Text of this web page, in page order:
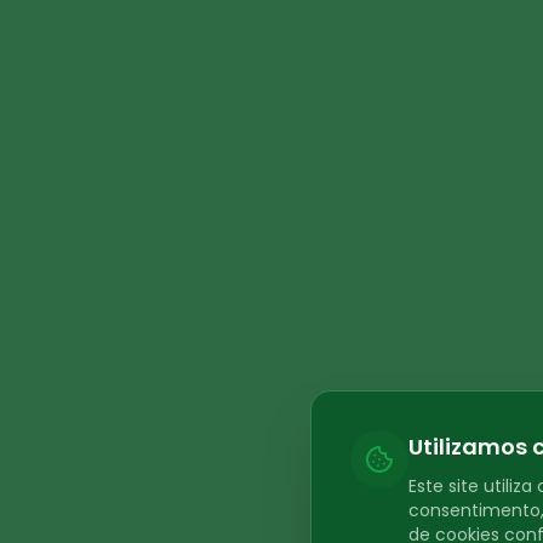
Utilizamos
Este site utiliza
de cookies